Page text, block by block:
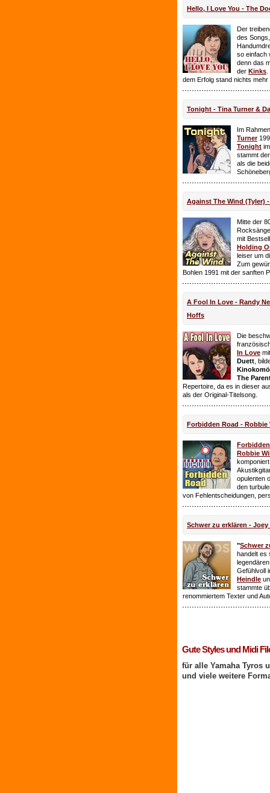
Hello, I Love You - The
Der
des
so einfach
denn das
der Kinks
dem Erfolg stand nichts mehr
Tonight - Tina Turner &
Im
Turner
Tonight
stammt
als die
Against The Wind (Tyler)
Mitte der
mit
Holding
leiser um
Zum
Bohlen 1991 mit der sanften
A Fool In Love - Randy
Hoffs
Die
In Love
Duett ,
The
Repertoire, da es in dieser
als der Original-Titelsong.
Forbidden Road - Robbie
Robbie
opulenten
den
von Fehlentscheidungen,
Schwer zu erklären - Joey
"Schwer
handelt es
Gefühlvoll
Heindle
stammte
renommiertem Texter und
Gute Styles und Midi
für alle Yamaha Tyros
und viele weitere